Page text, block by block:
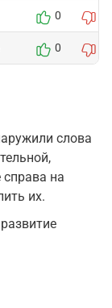
0
0
слова
справа на
их.